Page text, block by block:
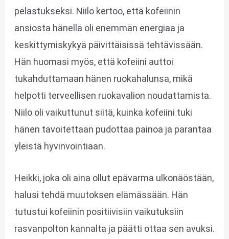
pelastukseksi. Niilo kertoo, että kofeiinin
ansiosta hänellä oli enemmän energiaa ja
keskittymiskykyä päivittäisissä tehtävissään.
Hän huomasi myös, että kofeiini auttoi
tukahduttamaan hänen ruokahalunsa, mikä
helpotti terveellisen ruokavalion noudattamista.
Niilo oli vaikuttunut siitä, kuinka kofeiini tuki
hänen tavoitettaan pudottaa painoa ja parantaa
yleistä hyvinvointiaan.
Heikki, joka oli aina ollut epävarma ulkonäöstään,
halusi tehdä muutoksen elämässään. Hän
tutustui kofeiinin positiivisiin vaikutuksiin
rasvanpolton kannalta ja päätti ottaa sen avuksi.